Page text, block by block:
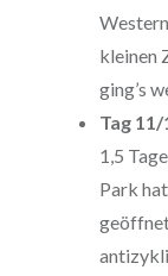
kleinen
ging’s
Tag
1,5
Park